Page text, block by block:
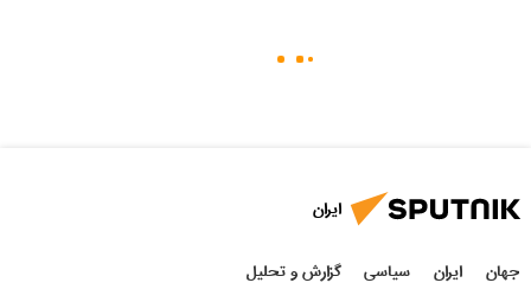
ایران
جهان ایران سیاسی گزارش و تحلیل